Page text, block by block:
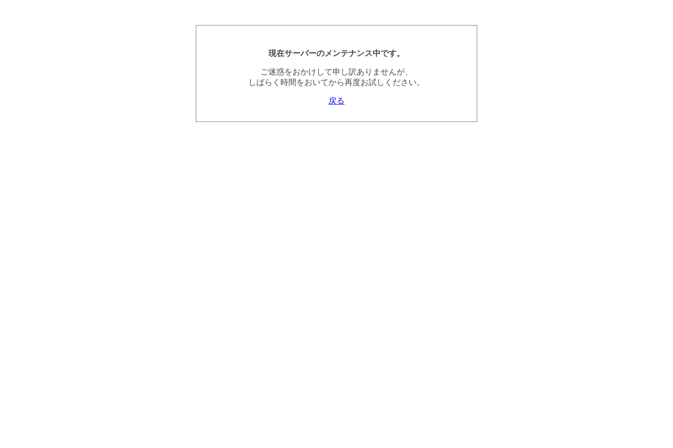
現在サーバーのメンテナンス中です。
ご迷惑をおかけして申し訳ありませんが、
しばらく時間をおいてから再度お試しください。
戻る